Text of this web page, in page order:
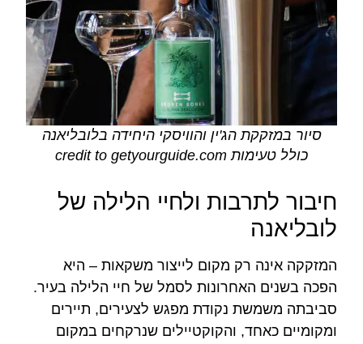
סיור במזקקת הג'ין והוויסקי היחידה בלובליאנה
כולל טעימות credit to getyourguide.com
חיבור לתרבות ולחיי הלילה של
לובליאנה
המזקקה אינה רק מקום לייצור משקאות – היא
הפכה בשנים האחרונות לסמל של חיי הלילה בעיר.
סביבתה משמשת נקודת מפגש לצעירים, תיירים
ומקומיים כאחד, והקוקטיילים שנרקחים במקום